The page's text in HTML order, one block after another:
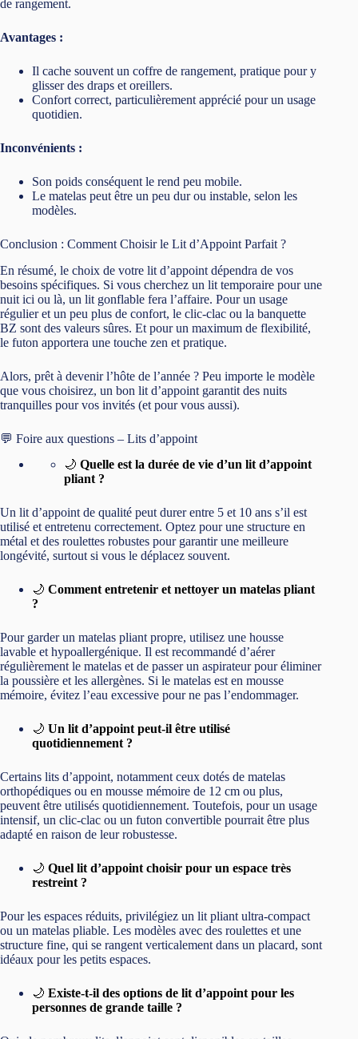
BZ sont des valeurs sûres. Et pour un maximum de flexibilité,
que vous choisirez, un bon lit d’appoint garantit des nuits
tranquilles pour vos invités (et pour vous aussi).
💬 Foire aux questions – Lits d’appoint
🌙Quelle est la durée de vie d’un lit d’appoint
Un lit d’appoint de qualité peut durer entre 5 et 10 ans s’il est
utilisé et entretenu correctement. Optez pour une structure en
longévité, surtout si vous le déplacez souvent.
🌙Comment entretenir et nettoyer un matelas pliant
?
Pour garder un matelas pliant propre, utilisez une housse
lavable et hypoallergénique. Il est recommandé d’aérer
régulièrement le matelas et de passer un aspirateur pour éliminer
mémoire, évitez l’eau excessive pour ne pas l’endommager.
🌙Un lit d’appoint peut-il être utilisé
Certains lits d’appoint, notamment ceux dotés de matelas
orthopédiques ou en mousse mémoire de 12 cm ou plus,
peuvent être utilisés quotidiennement. Toutefois, pour un usage
adapté en raison de leur robustesse.
🌙 Quel lit d’appoint choisir pour un espace très
restreint ?
Pour les espaces réduits, privilégiez un lit pliant ultra-compact
idéaux pour les petits espaces.
🌙Existe-t-il des options de lit d’appoint pour les
personnes de grande taille ?
Oui, de nombreux lits d’appoint sont disponibles en tailles
90×200 cm pour convenir aux personnes de grande taille. Les
matelas de cette dimension assurent un espace suffisant pour un
avant l’achat.
🌙Comment éviter les grincements sur un lit pliant ?
boulons sont bien serrés. Si nécessaire, lubrifiez les joints
métalliques. Les lits avec cadre en acier renforcé et des supports
🌙Un matelas en mousse à mémoire de forme est-il
adapté pour un lit d’appoint ?
excellente option pour un lit d’appoint, car il s’adapte à la
morphologie du dormeur. Cependant, veillez à ce que
l’épaisseur soit suffisante (10 cm minimum) pour éviter de